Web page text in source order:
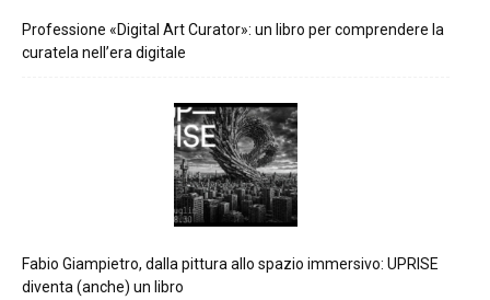
Professione «Digital Art Curator»: un libro per comprendere la
curatela nell’era digitale
Fabio Giampietro, dalla pittura allo spazio immersivo: UPRISE
diventa (anche) un libro